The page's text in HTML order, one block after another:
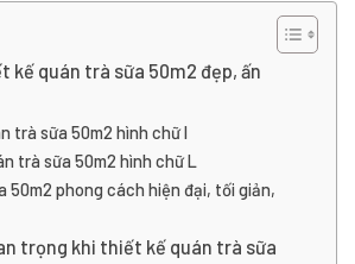
kế quán trà sữa 50m2 đẹp, ấn
trà sữa 50m2 hình chữ I
trà sữa 50m2 hình chữ L
50m2 phong cách hiện đại, tối giản,
trọng khi thiết kế quán trà sữa